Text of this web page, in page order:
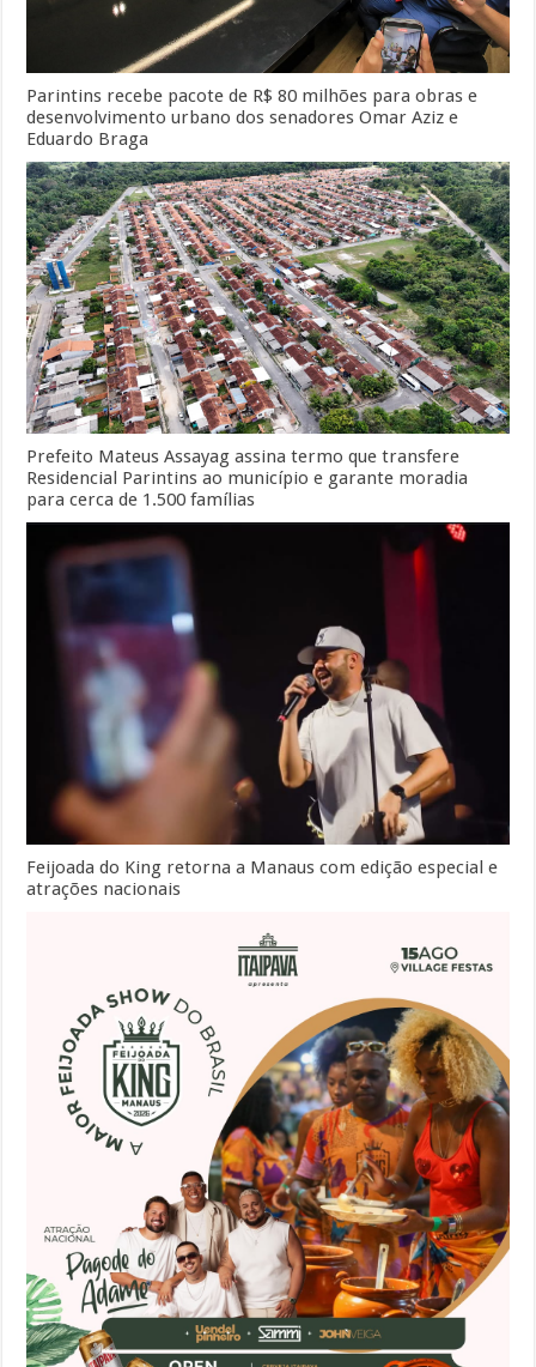
Parintins recebe pacote de R$ 80 milhões para obras e
desenvolvimento urbano dos senadores Omar Aziz e
Eduardo Braga
Prefeito Mateus Assayag assina termo que transfere
Residencial Parintins ao município e garante moradia
para cerca de 1.500 famílias
Feijoada do King retorna a Manaus com edição especial e
atrações nacionais